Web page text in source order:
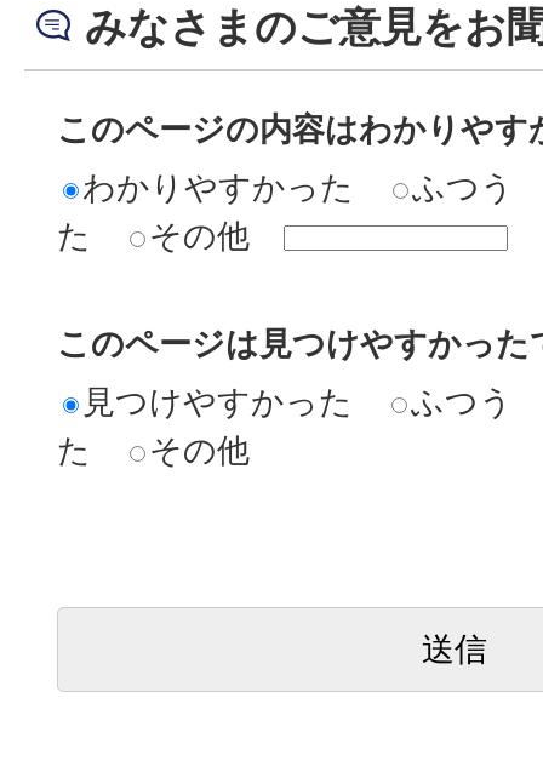
みなさまのご意見をお
このページの内容はわかりやす
わかりやすかった
ふつう
た
その他
このページは見つけやすかった
見つけやすかった
ふつう
た
その他